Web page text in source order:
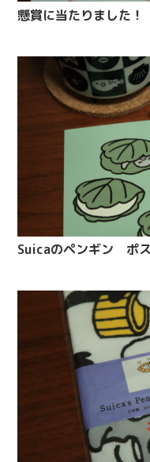
懸賞に当たりました！
Suicaのペンギン ポス